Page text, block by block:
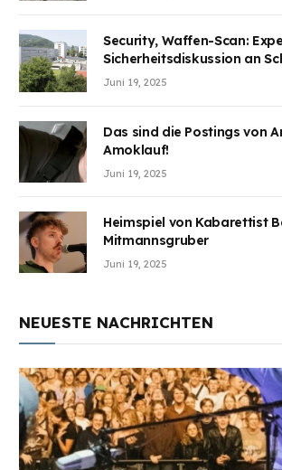
Security, Waffen-Scan:
Sicherheitsdiskussion an
Juni 19, 2025
Das sind die Postings von
Amoklauf!
Juni 19, 2025
Heimspiel von Kabarettist
Mitmannsgruber
Juni 19, 2025
NEUESTE NACHRICHTEN